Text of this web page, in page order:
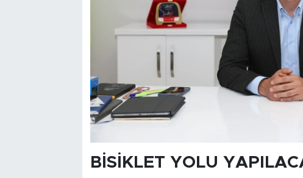
BİSİKLET YOLU